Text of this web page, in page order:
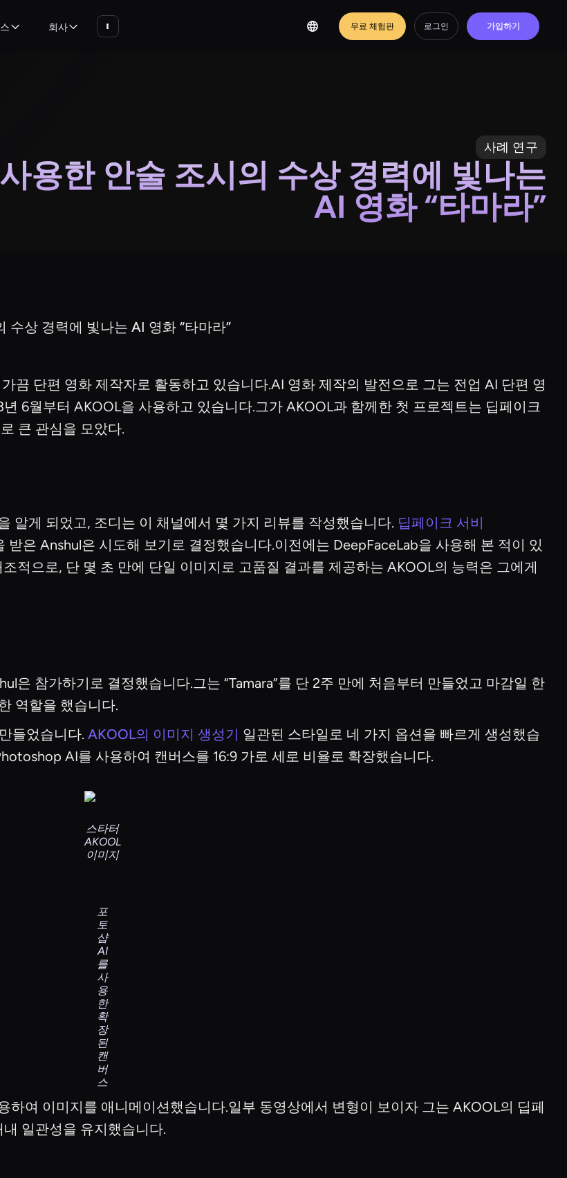
회사 무료 체험판 로그인 가입하기
사례 연구
용한 안술 조시의 수상 경력에 빛나는
AI 영화 “타마라”
수상 경력에 빛나는 AI 영화 “타마라”
끔 단편 영화 제작자로 활동하고 있습니다.AI 영화 제작의 발전으로 그는 전업 AI 단편 영
6월부터 AKOOL을 사용하고 있습니다.그가 AKOOL과 함께한 첫 프로젝트는 딥페이크
큰 관심을 모았다.
알게 되었고, 조디는 이 채널에서 몇 가지 리뷰를 작성했습니다. 딥페이크 서비
은 Anshul은 시도해 보기로 결정했습니다.이전에는 DeepFaceLab을 사용해 본 적이 있
적으로, 단 몇 초 만에 단일 이미지로 고품질 결과를 제공하는 AKOOL의 능력은 그에게
은 참가하기로 결정했습니다.그는 “Tamara”를 단 2주 만에 처음부터 만들었고 마감일 한
역할을 했습니다.
들었습니다. AKOOL의 이미지 생성기 일관된 스타일로 네 가지 옵션을 빠르게 생성했습
AI를 사용하여 캔버스를 16:9 가로 세로 비율로 확장했습니다.
스타터
AKOOL
이미지
포
토
샵
AI
를
사
용
한
확
장
된
캔
버
스
여 이미지를 애니메이션했습니다.일부 동영상에서 변형이 보이자 그는 AKOOL의 딥페
일관성을 유지했습니다.